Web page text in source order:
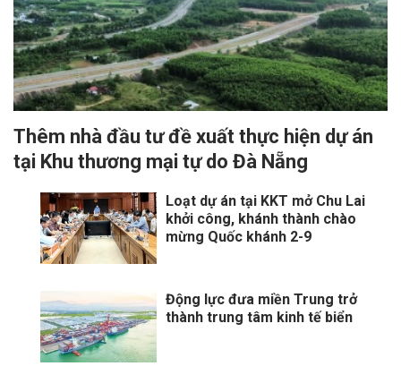
Thêm nhà đầu tư đề xuất thực hiện dự án
tại Khu thương mại tự do Đà Nẵng
Loạt dự án tại KKT mở Chu Lai
khởi công, khánh thành chào
mừng Quốc khánh 2-9
Động lực đưa miền Trung trở
thành trung tâm kinh tế biển